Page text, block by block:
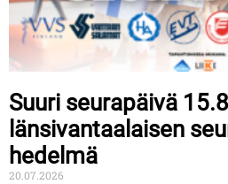
Suuri seurapäivä
länsivantaalaisen
hedelmä
20.07.2026